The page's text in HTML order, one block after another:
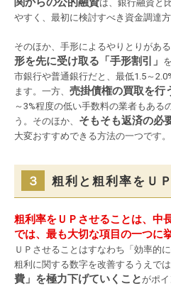
は、銀行融資と
やすく、最初に検討すべき資金調達方
そのほか、手形によるやりとりがある
形を先に受け取る「手形割引」
市銀行や普通銀行だと、最低1.5～
ます。一方、 売掛債権の買取を行
～3%程度の低い手数料の業者もある
う。そのほか、 そもそも返済の必
大変おすすめできる方法の一つです。
３ 粗利と粗利率をＵ
粗利率をＵＰさせることは、中
では、最も大切な項目の一つに
ＵＰさせることはすなわち「効率的
粗利に関する数字を改善するうえで
費」を極力下げていくこと がポ